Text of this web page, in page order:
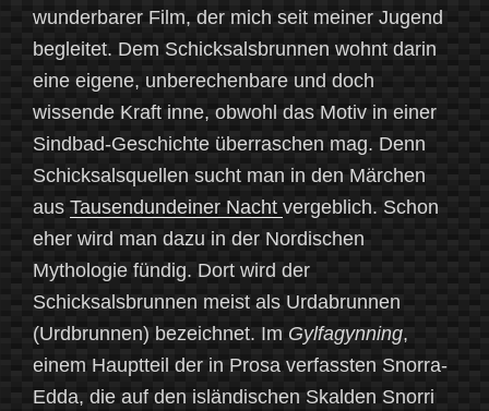
wunderbarer Film, der mich seit meiner Jugend
begleitet. Dem Schicksalsbrunnen wohnt darin
eine eigene, unberechenbare und doch
wissende Kraft inne, obwohl das Motiv in einer
Sindbad-Geschichte überraschen mag. Denn
Schicksalsquellen sucht man in den Märchen
aus Tausendundeiner Nacht vergeblich. Schon
eher wird man dazu in der Nordischen
Mythologie fündig. Dort wird der
Schicksalsbrunnen meist als Urdabrunnen
(Urdbrunnen) bezeichnet. Im Gylfagynning,
einem Hauptteil der in Prosa verfassten Snorra-
Edda, die auf den isländischen Skalden Snorri